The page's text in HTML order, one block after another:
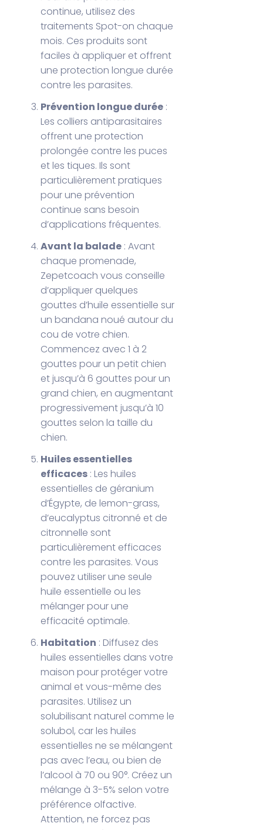
continue, utilisez des
traitements Spot-on chaque
mois. Ces produits sont
faciles à appliquer et offrent
une protection longue durée
contre les parasites.
Prévention longue durée :
Les colliers antiparasitaires
offrent une protection
prolongée contre les puces
et les tiques. Ils sont
particulièrement pratiques
pour une prévention
continue sans besoin
d’applications fréquentes.
Avant la balade : Avant
chaque promenade,
Zepetcoach vous conseille
d’appliquer quelques
gouttes d’huile essentielle sur
un bandana noué autour du
cou de votre chien.
Commencez avec 1 à 2
gouttes pour un petit chien
et jusqu’à 6 gouttes pour un
grand chien, en augmentant
progressivement jusqu’à 10
gouttes selon la taille du
chien.
Huiles essentielles
efficaces : Les huiles
essentielles de géranium
d’Égypte, de lemon-grass,
d’eucalyptus citronné et de
citronnelle sont
particulièrement efficaces
contre les parasites. Vous
pouvez utiliser une seule
huile essentielle ou les
mélanger pour une
efficacité optimale.
Habitation : Diffusez des
huiles essentielles dans votre
maison pour protéger votre
animal et vous-même des
parasites. Utilisez un
solubilisant naturel comme le
solubol, car les huiles
essentielles ne se mélangent
pas avec l’eau, ou bien de
l’alcool à 70 ou 90°. Créez un
mélange à 3-5% selon votre
préférence olfactive.
Attention, ne forcez pas